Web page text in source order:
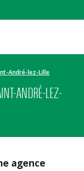
André-lez-Lille
ANDRÉ-LEZ-
agence